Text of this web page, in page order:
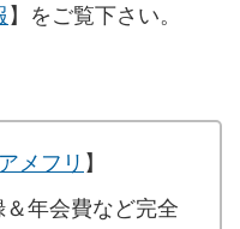
】をご覧下さい。
アメフリ 】
＆年会費など完全